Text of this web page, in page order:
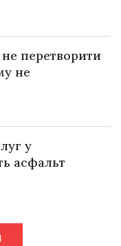
перетворити
не
у
асфальт